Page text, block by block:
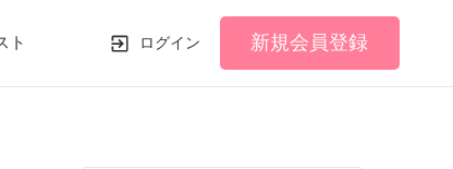
ト ログイン 新規会員登録